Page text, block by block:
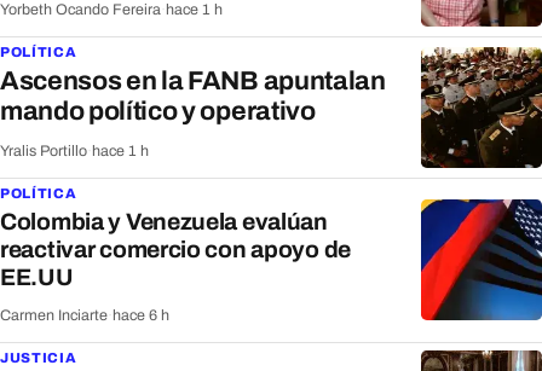
Yorbeth Ocando Fereira hace 1 h
POLÍTICA
Ascensos en la FANB apuntalan
mando político y operativo
Yralis Portillo hace 1 h
POLÍTICA
Colombia y Venezuela evalúan
reactivar comercio con apoyo de
EE.UU
Carmen Inciarte hace 6 h
JUSTICIA